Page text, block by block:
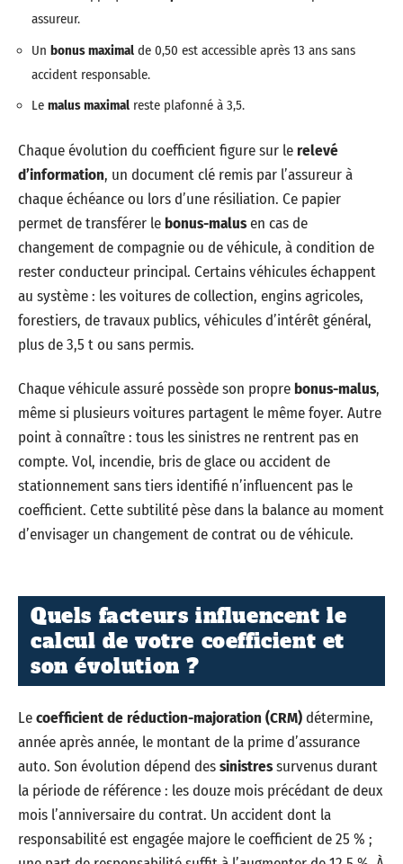
assureur.
Un bonus maximal de 0,50 est accessible après 13 ans sans
accident responsable.
Le malus maximal reste plafonné à 3,5.
Chaque évolution du coefficient figure sur lerelevé
d’information, un document clé remis par l’assureur à
chaque échéance ou lors d’une résiliation. Ce papier
permet de transférer lebonus-malusen cas de
changement de compagnie ou de véhicule, à condition de
rester conducteur principal. Certains véhicules échappent
au système : les voitures de collection, engins agricoles,
forestiers, de travaux publics, véhicules d’intérêt général,
plus de 3,5 t ou sans permis.
Chaque véhicule assuré possède son propre bonus-malus,
même si plusieurs voitures partagent le même foyer. Autre
point à connaître : tous les sinistres ne rentrent pas en
compte. Vol, incendie, bris de glace ou accident de
stationnement sans tiers identifié n’influencent pas le
coefficient. Cette subtilité pèse dans la balance au moment
d’envisager un changement de contrat ou de véhicule.
Quels facteurs influencent le
calcul de votre coefficient et
son évolution ?
Lecoefficient de réduction-majoration (CRM)détermine,
année après année, le montant de la prime d’assurance
auto. Son évolution dépend dessinistressurvenus durant
la période de référence : les douze mois précédant de deux
mois l’anniversaire du contrat. Un accident dont la
responsabilité est engagée majore le coefficient de 25 % ;